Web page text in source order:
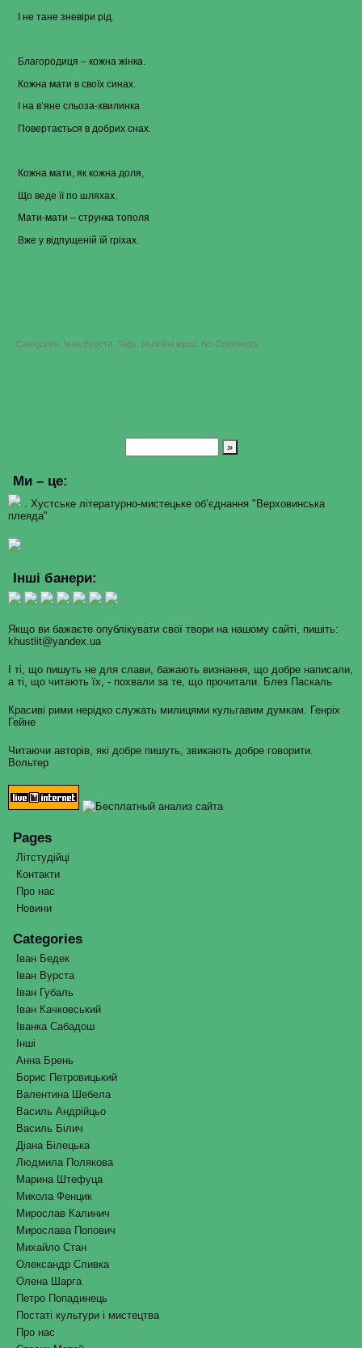
І не тане зневіри рід.
Благородиця – кожна жінка.
Кожна мати в своїх синах.
І на в’яне сльоза-хвилинка
Повертається в добрих снах.
Кожна мати, як кожна доля,
Що веде її по шляхах.
Мати-мати – струнка тополя
Вже у відпущеній їй гріхах.
Categories: Іван Вурста Tags: релігійні вірші No Comments
Ми – це:
. Хустське літературно-мистецьке об’єднання "Верховинська
плеяда"
Інші банери:
Якщо ви бажаєте опублікувати свої твори на нашому сайті, пишіть:
khustlit@yandex.ua
І ті, що пишуть не для слави, бажають визнання, що добре написали,
а ті, що читають їх, - похвали за те, що прочитали. Блез Паскаль
Красиві рими нерідко служать милицями кульгавим думкам. Генріх
Гейне
Читаючи авторів, які добре пишуть, звикають добре говорити.
Вольтер
Pages
Літстудійці
Контакти
Про нас
Новини
Categories
Іван Бедек
Іван Вурста
Іван Губаль
Іван Качковський
Іванка Сабадош
Інші
Анна Брень
Борис Петровицький
Валентина Шебела
Василь Андрійцьо
Василь Білич
Діана Білецька
Людмила Полякова
Марина Штефуца
Микола Фенцик
Мирослав Калинич
Мирослава Попович
Михайло Стан
Олександр Сливка
Олена Шарга
Петро Попадинець
Постаті культури і мистецтва
Про нас